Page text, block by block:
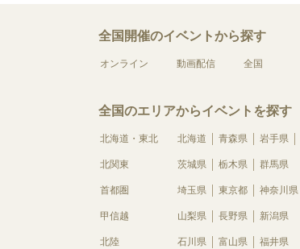
全国開催のイベントから探す
オンライン 動画配信 全国
全国のエリアからイベントを探す
北海道・東北 北海道 青森県 岩手県
北関東 茨城県 栃木県 群馬県
首都圏 埼玉県 東京都 神奈川県
甲信越 山梨県 長野県 新潟県
北陸 石川県 富山県 福井県